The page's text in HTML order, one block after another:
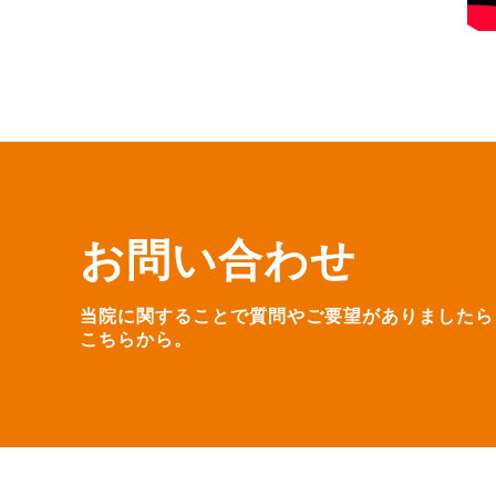
お問い合わせ
当院に関することで質問やご要望がありました
こちらから。